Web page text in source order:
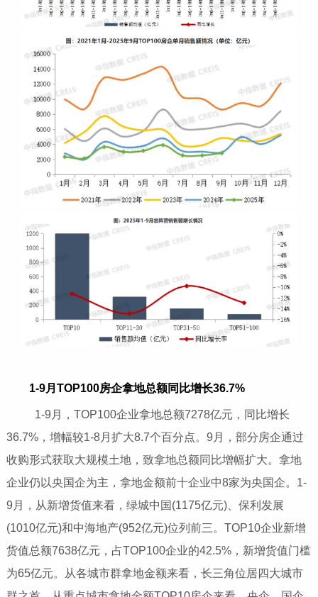
1-9月TOP100房企拿地总额同比增长36.7%
1-9月，TOP100企业拿地总额7278亿元，同比增长
36.7%，增幅较1-8月扩大8.7个百分点。9月，部分房企通过
收购形式获取大规模土地，致拿地总额同比增幅扩大。拿地
企业仍以央国企为主，拿地金额前十企业中8家为央国企。1-
9月，从新增货值来看，绿城中国(1175亿元)、保利发展
(1010亿元)和中海地产(952亿元)位列前三。TOP10企业新增
货值总额7638亿元，占TOP100企业的42.5%，新增货值门槛
为65亿元。从各城市群拿地金额来看，长三角位居四大城市